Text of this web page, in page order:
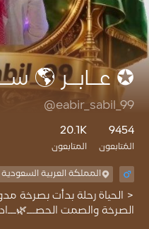
✪ عــابــر 🌎
@eabir_sabil_99
9454
المُتابعون
20.1K
المتابعون
المملكة العربية السعودية
< الحياة رحلة بدأت بصرخة
الصرخة والصمت